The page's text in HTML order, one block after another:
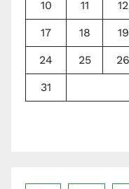
10 11 12
17 18 19
24 25 26
31